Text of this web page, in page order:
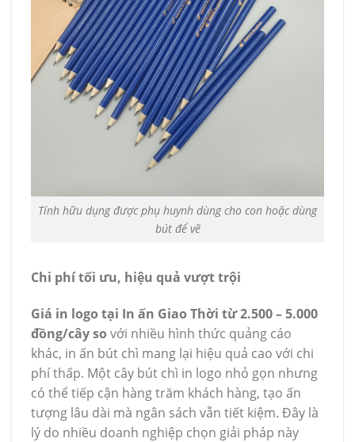
Tính hữu dụng được phụ huynh dùng cho con hoặc dùng
bút để vẽ
Chi phí tối ưu, hiệu quả vượt trội
Giá in logo tại In ấn Giao Thời từ 2.500 – 5.000
đồng/cây so với nhiều hình thức quảng cáo
khác, in ấn bút chì mang lại hiệu quả cao với chi
phí thấp. Một cây bút chì in logo nhỏ gọn nhưng
có thể tiếp cận hàng trăm khách hàng, tạo ấn
tượng lâu dài mà ngân sách vẫn tiết kiệm. Đây là
lý do nhiều doanh nghiệp chọn giải pháp này